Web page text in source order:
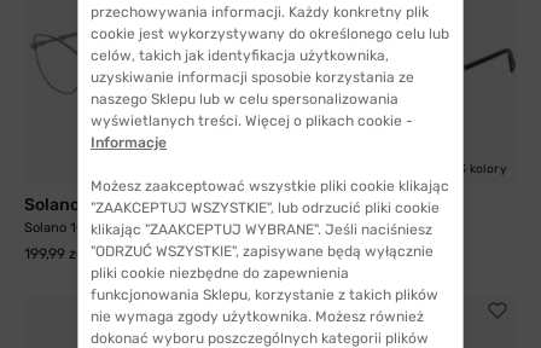
Solano
Solano 10795 B
199,99 zł
3 kolory
Solano
Solano 10795 A
199,99 zł
przechowywania informacji. Każdy konkretny plik
cookie jest wykorzystywany do określonego celu lub
celów, takich jak identyfikacja użytkownika,
uzyskiwanie informacji sposobie korzystania ze
naszego Sklepu lub w celu spersonalizowania
wyświetlanych treści. Więcej o plikach cookie -
Informacje
Możesz zaakceptować wszystkie pliki cookie klikając
"ZAAKCEPTUJ WSZYSTKIE", lub odrzucić pliki cookie
klikając "ZAAKCEPTUJ WYBRANE". Jeśli naciśniesz
"ODRZUĆ WSZYSTKIE", zapisywane będą wyłącznie
pliki cookie niezbędne do zapewnienia
funkcjonowania Sklepu, korzystanie z takich plików
nie wymaga zgody użytkownika. Możesz również
dokonać wyboru poszczególnych kategorii plików